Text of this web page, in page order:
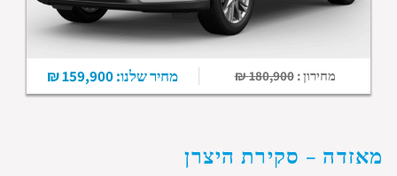
מחירון :180,900 ₪ מחיר שלנו: 159,900 ₪
מאזדה – סקירת היצרן